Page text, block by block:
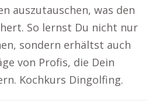
auszutauschen, was den
So lernst Du nicht nur
sondern erhältst auch
von Profis, die Dein
Kochkurs Dingolfing.